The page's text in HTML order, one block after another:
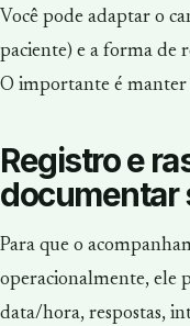
Você pode adaptar o
paciente) e a forma de
O importante é manter
Registro e
documentar
Para que o
operacionalmente, ele
data/hora, respostas,